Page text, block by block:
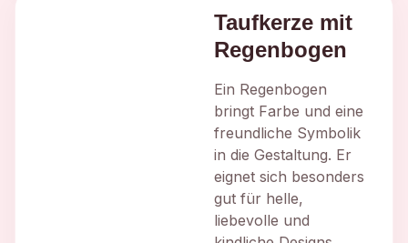
Taufkerze mit
Regenbogen
Ein Regenbogen
bringt Farbe und eine
freundliche Symbolik
in die Gestaltung. Er
eignet sich besonders
gut für helle,
liebevolle und